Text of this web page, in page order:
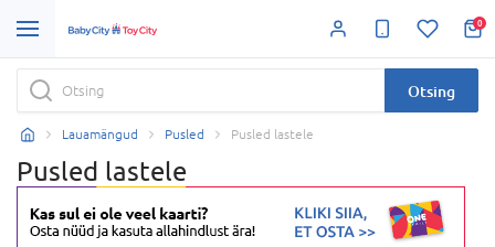
0
Otsing
Lauamängud Pusled Pusled lastele
Pusled lastele